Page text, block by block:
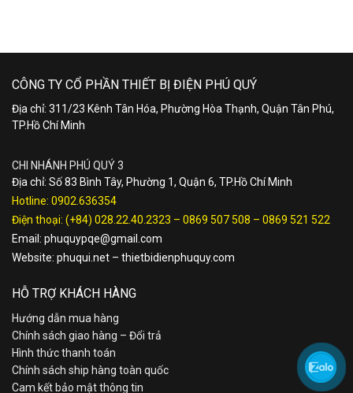
CÔNG TY CỔ PHẦN THIẾT BỊ ĐIỆN PHÚ QUÝ
Địa chỉ: 311/23 Kênh Tân Hóa, Phường Hòa Thạnh, Quận Tân Phú,
TP.Hồ Chí Minh
CHI NHÁNH PHÚ QUÝ 3
Địa chỉ: Số 83 Bình Tây, Phường 1, Quận 6, TP.Hồ Chí Minh
Hotline: 0902.636354
Điện thoại: (+84) 028.22.40.2323 – 0869 507 508 – 0869 521 522
Email: phuquypqe@gmail.com
Website: phuqui.net – thietbidienphuquy.com
HỖ TRỢ KHÁCH HÀNG
Hướng dẫn mua hàng
Chính sách giao hàng – Đổi trả
Hình thức thanh toán
Chính sách ship hàng toàn quốc
Cam kết bảo mật thông tin